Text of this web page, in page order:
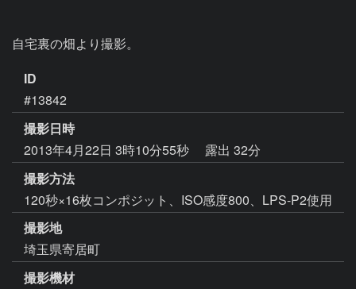
自宅裏の畑より撮影。
ID
#13842
撮影日時
2013年4月22日 3時10分55秒
露出 32分
撮影方法
120秒×16枚コンポジット、ISO感度800、LPS-P2使用
撮影地
埼玉県寄居町
撮影機材